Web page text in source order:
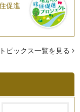
してみよう。
和村」にて野菜
ト
チューリップなど
促進
トピックス一覧を見る